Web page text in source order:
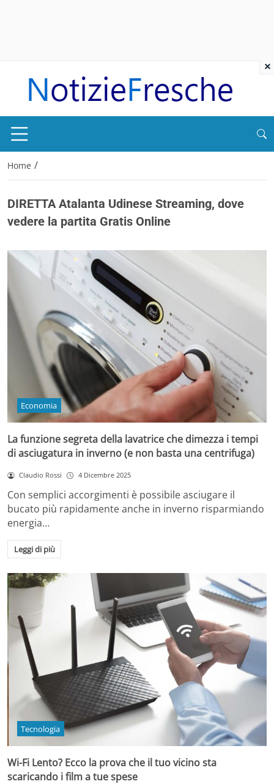
Home /
DIRETTA Atalanta Udinese Streaming, dove
vedere la partita Gratis Online
Economia
La funzione segreta della lavatrice che dimezza i tempi
di asciugatura in inverno (e non basta una centrifuga)
Claudio Rossi 4 Dicembre 2025
Con semplici accorgimenti è possibile asciugare il
bucato più rapidamente anche in inverno risparmiando
energia…
Leggi di più
Tecnologia
Wi-Fi Lento? Ecco la prova che il tuo vicino sta
scaricando i film a tue spese
×